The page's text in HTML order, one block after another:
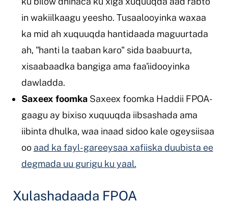
in wakiilkaagu yeesho. Tusaalooyinka waxaa
ka mid ah xuquuqda hantidaada maguurtada
ah, "hanti la taaban karo" sida baabuurta,
xisaabaadka bangiga ama faa'iidooyinka
dawladda.
Saxeex foomkaSaxeex foomka Haddii FPOA-
gaagu ay bixiso xuquuqda iibsashada ama
iibinta dhulka, waa inaad sidoo kale ogeysiisaa
oo aad ka fayl-gareeysaa xafiiska duubista ee
degmada uu gurigu ku yaal.
Xulashadaada FPOA